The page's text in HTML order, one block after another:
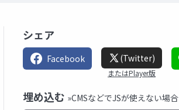
シェア
Facebook (Twitter)
またはPlayer版
埋め込む »CMSなどでJSが使えない場合